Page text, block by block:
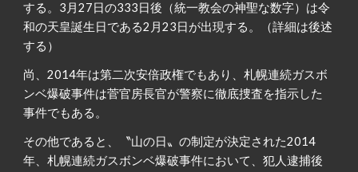
する。3月27日の333日後（統一教会の神聖な数字）は令
和の天皇誕生日である2月23日が出現する。（詳細は後述
する）
尚、2014年は第二次安倍政権でもあり、札幌連続ガスボ
ンベ爆破事件は菅官房長官が警察に徹底捜査を指示した
事件でもある。
その他であると、〝山の日〟の制定が決定された2014
年、札幌連続ガスボンベ爆破事件において、犯人逮捕後